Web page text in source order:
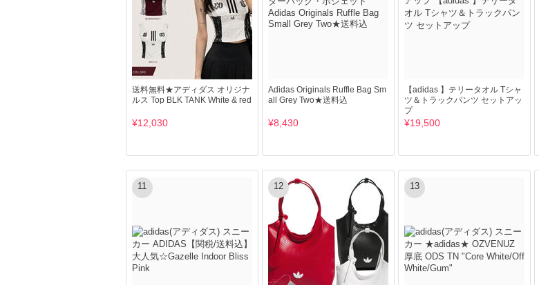
送料無料★アディダス オリジナ
ルス Top BLK TANK White & red
¥12,030
Adidas Originals Ruffle Bag Sm
all Grey Two★送料込
¥8,430
【adidas 】テリータオル Tシャ
ツ＆トラックパンツ セットアッ
プ
¥19,500
11 12 13